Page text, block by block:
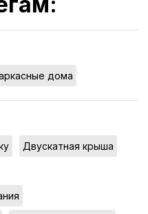
дома
Двускатная крыша